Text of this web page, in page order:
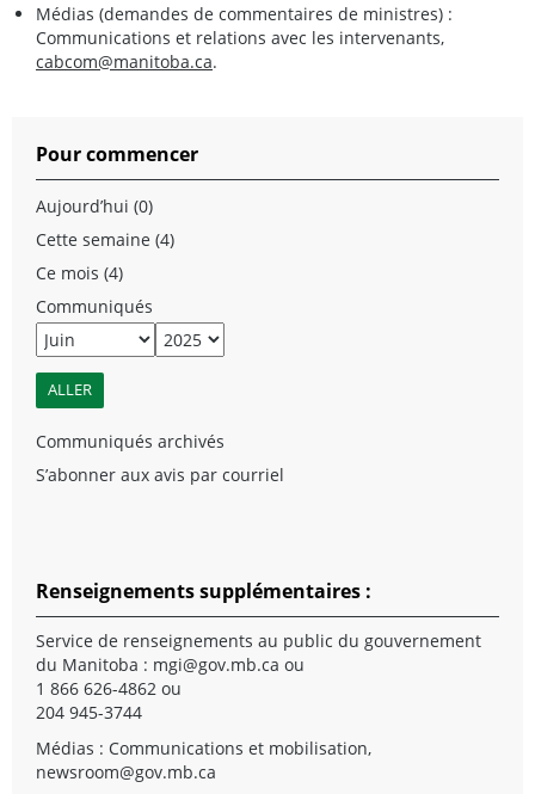
Médias (demandes de commentaires de ministres) :
Communications et relations avec les intervenants,
cabcom@manitoba.ca.
Pour commencer
Aujourd’hui (0)
Cette semaine (4)
Ce mois (4)
Communiqués
Communiqués archivés
S’abonner aux avis par courriel
Renseignements supplémentaires :
Service de renseignements au public du gouvernement
du Manitoba : mgi@gov.mb.ca ou
1 866 626-4862 ou
204 945-3744
Médias : Communications et mobilisation,
newsroom@gov.mb.ca